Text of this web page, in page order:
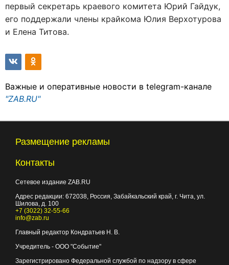
первый секретарь краевого комитета Юрий Гайдук,
его поддержали члены крайкома Юлия Верхотурова
и Елена Титова.
Важные и оперативные новости в telegram-канале
"ZAB.RU"
Размещение рекламы
Контакты
Сетевое издание ZAB.RU
Адрес редакции: 672038 , Россия, Забайкальский край, г. Чита ул.
Шилова, д. 100
+7 (3022) 32-55-66
info@zab.ru
Главный редактор Кондратьев Н. В.
Учредитель - ООО "Событие"
Зарегистрировано Федеральной службой по надзору в сфере